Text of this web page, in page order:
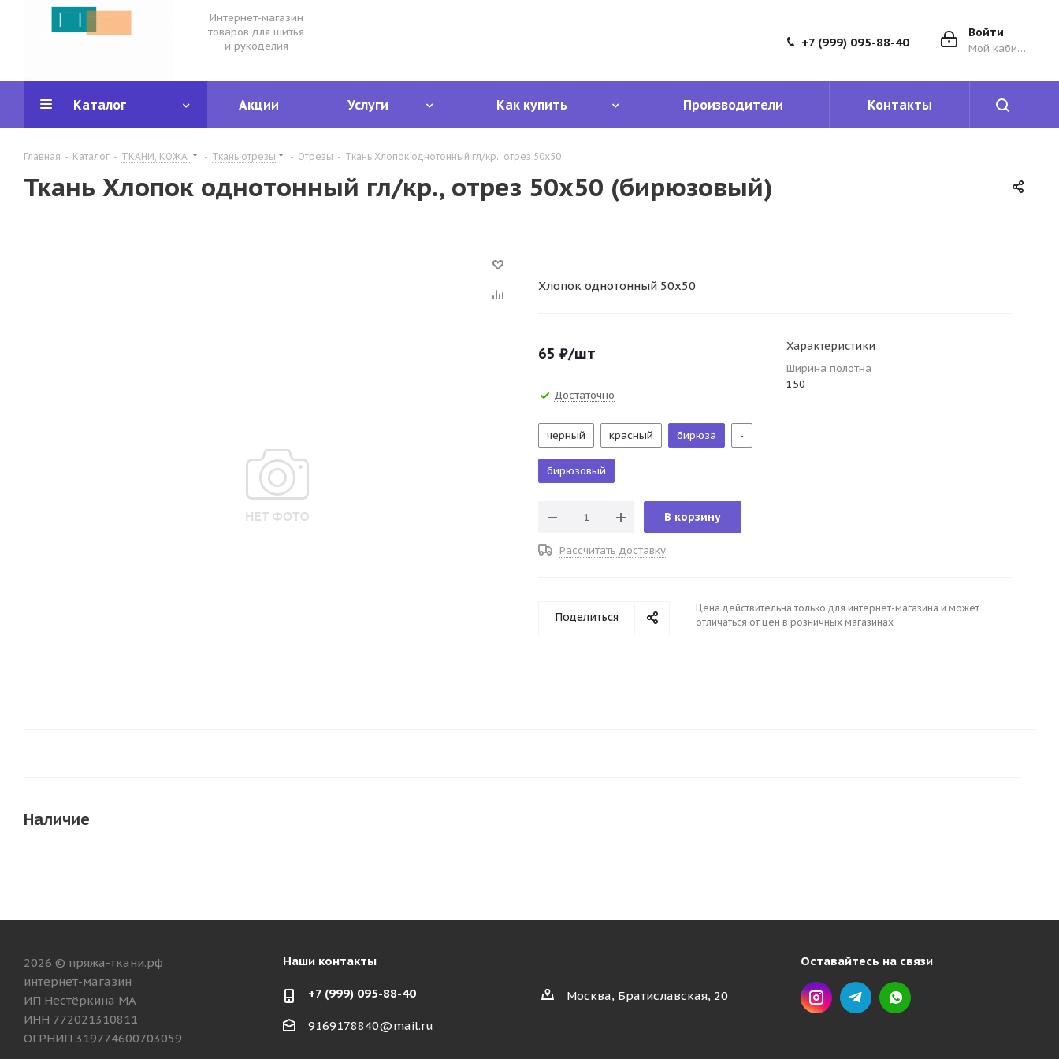
Интернет-магазин
товаров для шитья
и рукоделия
Войти
Мой кабинет
+7 (999) 095-88-40
Каталог Акции Услуги Как купить Производители Контакты
Главная - Каталог - ТКАНИ, КОЖА - Ткань отрезы - Отрезы - Ткань Хлопок однотонный гл/кр., отрез 50х50
Ткань Хлопок однотонный гл/кр., отрез 50х50 (бирюзовый)
Хлопок однотонный 50х50
65 ₽/шт
Достаточно
черный красный бирюза -
бирюзовый
В корзину
Рассчитать доставку
Характеристики
Ширина полотна
150
Поделиться
Цена действительна только для интернет-магазина и может
отличаться от цен в розничных магазинах
Наличие
2026 © пряжа-ткани.рф
интернет-магазин
ИП Нестёркина МА
ИНН 772021310811
ОГРНИП 319774600703059
Наши контакты
+7 (999) 095-88-40
9169178840@mail.ru
Москва, Братиславская, 20
Оставайтесь на связи